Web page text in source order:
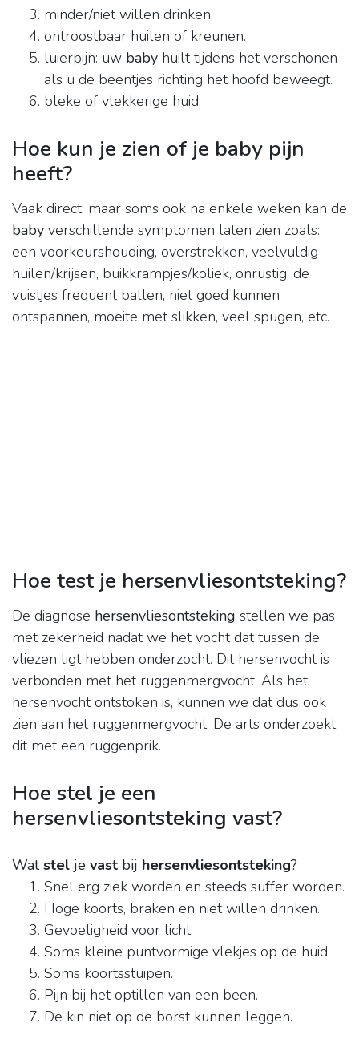
minder/niet willen drinken.
ontroostbaar huilen of kreunen.
luierpijn: uw baby huilt tijdens het verschonen
als u de beentjes richting het hoofd beweegt.
bleke of vlekkerige huid.
Hoe kun je zien of je baby pijn
heeft?
Vaak direct, maar soms ook na enkele weken kan de
baby verschillende symptomen laten zien zoals:
een voorkeurshouding, overstrekken, veelvuldig
huilen/krijsen, buikkrampjes/koliek, onrustig, de
vuistjes frequent ballen, niet goed kunnen
ontspannen, moeite met slikken, veel spugen, etc.
Hoe test je hersenvliesontsteking?
De diagnose hersenvliesontsteking stellen we pas
met zekerheid nadat we het vocht dat tussen de
vliezen ligt hebben onderzocht. Dit hersenvocht is
verbonden met het ruggenmergvocht. Als het
hersenvocht ontstoken is, kunnen we dat dus ook
zien aan het ruggenmergvocht. De arts onderzoekt
dit met een ruggenprik.
Hoe stel je een
hersenvliesontsteking vast?
Watstel je vast bij hersenvliesontsteking?
Snel erg ziek worden en steeds suffer worden.
Hoge koorts, braken en niet willen drinken.
Gevoeligheid voor licht.
Soms kleine puntvormige vlekjes op de huid.
Soms koortsstuipen.
Pijn bij het optillen van een been.
De kin niet op de borst kunnen leggen.